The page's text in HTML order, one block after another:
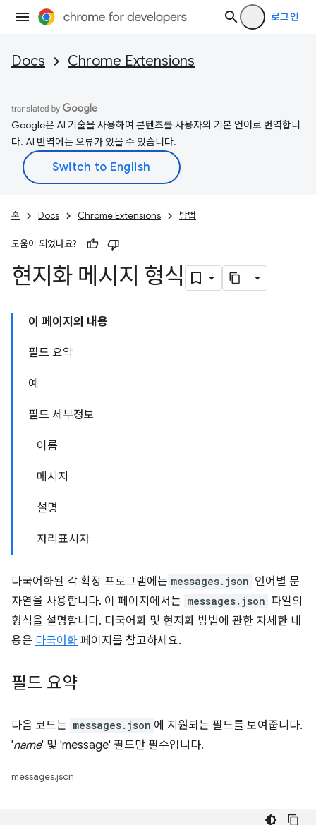
로그인
Docs Chrome Extensions
Google은 AI 기술을 사용하여 콘텐츠를 사용자의 기본 언어로 번역합니
다. AI 번역에는 오류가 있을 수 있습니다.
홈 Docs Chrome Extensions 방법
도움이 되었나요?
현지화 메시지 형식
이 페이지의 내용
필드 요약
예
필드 세부정보
이름
메시지
설명
자리표시자
다국어화된 각 확장 프로그램에는 messages.json 언어별 문
자열을 사용합니다. 이 페이지에서는 messages.json 파일의
형식을 설명합니다. 다국어화 및 현지화 방법에 관한 자세한 내
용은 다국어화 페이지를 참고하세요.
필드 요약
다음 코드는 messages.json 에 지원되는 필드를 보여줍니다.
'name' 및 'message' 필드만 필수입니다.
messages.json: